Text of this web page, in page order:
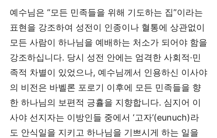
예수님은 “모든 민족들을 위해 기도하는 집”이라는
표현을 강조하여 성전이 인종이나 혈통에 상관없이
모든 사람이 하나님을 예배하는 처소가 되어야 함을
강조하십니다. 당시 성전 안에는 엄격한 사회적·민
족적 차별이 있었으나, 예수님께서 인용하신 이사야
의 비전은 바벨론 포로기 이후에 모든 민족들을 향
한 하나님의 보편적 긍휼을 지향합니다. 심지어 이
사야 선지자는 이방인들 중에서 ‘고자’(eunuch)라
도 안식일을 지키고 하나님을 기쁘시게 하는 일을